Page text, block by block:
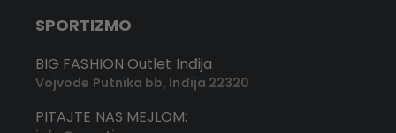
SPORTIZMO
BIG FASHION Outlet Inđija
Vojvode Putnika bb, Inđija 22320
PITAJTE NAS MEJLOM: